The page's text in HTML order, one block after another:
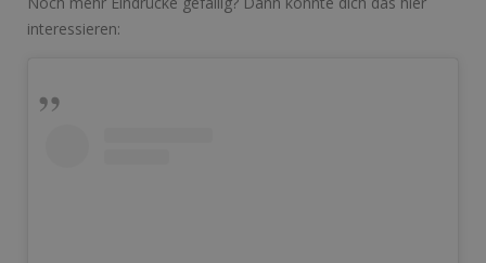
interessieren: